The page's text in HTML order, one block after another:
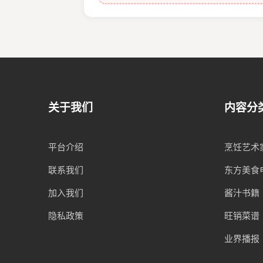
关于我们
平台介绍
联系我们
加入我们
隐私政策
内容分
烹饪艺术
东方美食
酱汁书籍
旺销菜谱
业界播报